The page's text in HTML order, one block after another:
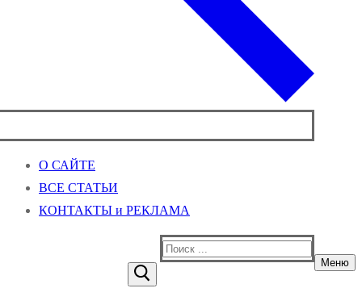
О САЙТЕ
ВСЕ СТАТЬИ
КОНТАКТЫ и РЕКЛАМА
Найти:
Меню